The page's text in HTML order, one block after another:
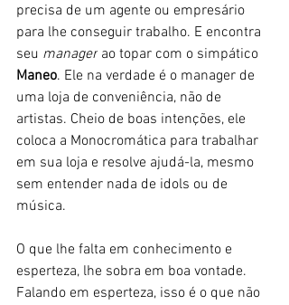
precisa de um agente ou empresário
para lhe conseguir trabalho. E encontra
seu manager ao topar com o simpático
Maneo. Ele na verdade é o manager de
uma loja de conveniência, não de
artistas. Cheio de boas intenções, ele
coloca a Monocromática para trabalhar
em sua loja e resolve ajudá-la, mesmo
sem entender nada de idols ou de
música.
O que lhe falta em conhecimento e
esperteza, lhe sobra em boa vontade.
Falando em esperteza, isso é o que não